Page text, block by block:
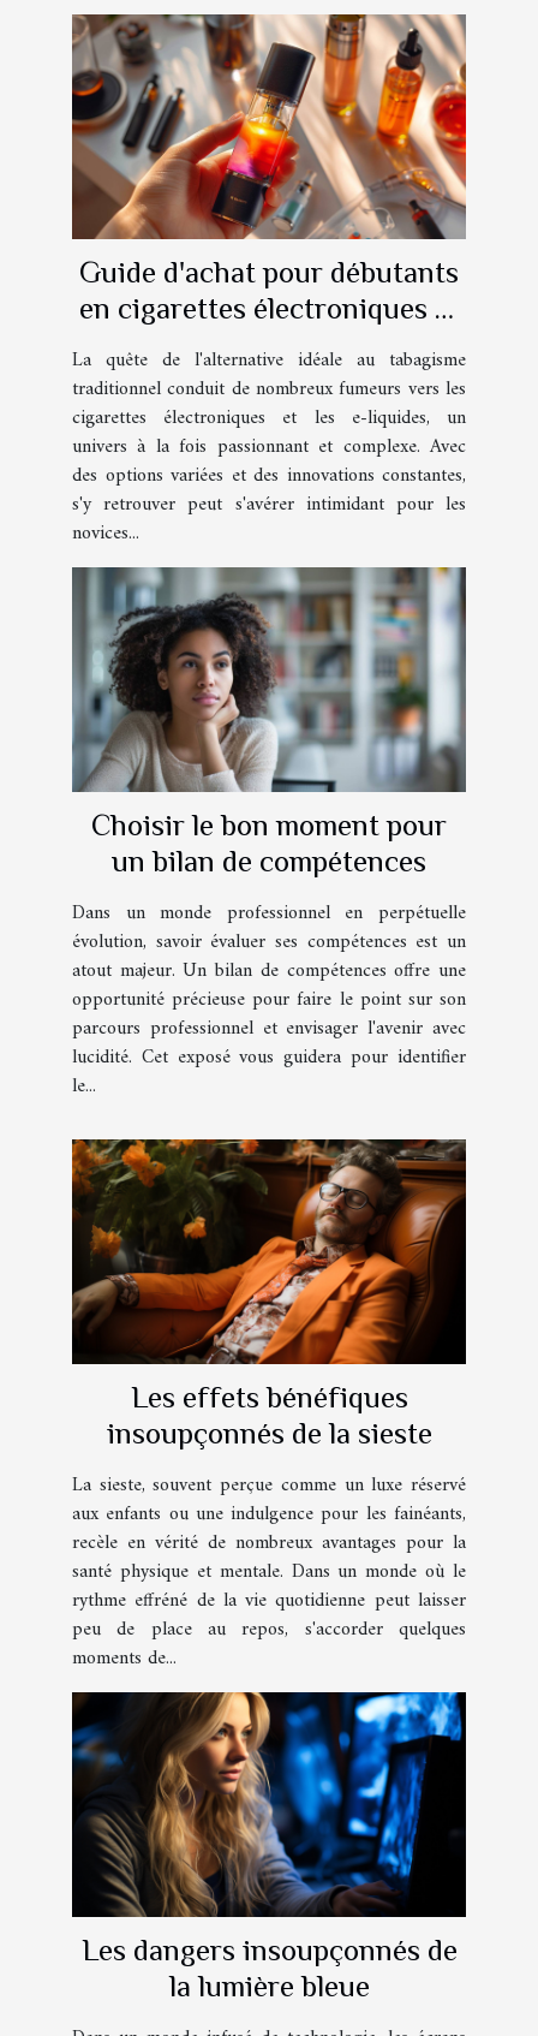
Guide d'achat pour débutants
en cigarettes électroniques et
e-liquides
La quête de l'alternative idéale au tabagisme
traditionnel conduit de nombreux fumeurs vers les
cigarettes électroniques et les e-liquides, un
univers à la fois passionnant et complexe. Avec
des options variées et des innovations constantes,
s'y retrouver peut s'avérer intimidant pour les
novices...
Choisir le bon moment pour
un bilan de compétences
Dans un monde professionnel en perpétuelle
évolution, savoir évaluer ses compétences est un
atout majeur. Un bilan de compétences offre une
opportunité précieuse pour faire le point sur son
parcours professionnel et envisager l'avenir avec
lucidité. Cet exposé vous guidera pour identifier
le...
Les effets bénéfiques
insoupçonnés de la sieste
La sieste, souvent perçue comme un luxe réservé
aux enfants ou une indulgence pour les fainéants,
recèle en vérité de nombreux avantages pour la
santé physique et mentale. Dans un monde où le
rythme effréné de la vie quotidienne peut laisser
peu de place au repos, s'accorder quelques
moments de...
Les dangers insoupçonnés de
la lumière bleue